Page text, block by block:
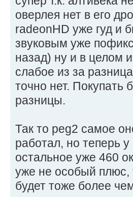
оверлея нет в его
radeonHD уже гуд и
звуковым уже
назад) ну и в целом
слабое из за
точно нет. Покупать
разницы.
Так то peg2 самое
работал, но теперь
остальное уже 460
уже не особый плюс,
будет тоже более